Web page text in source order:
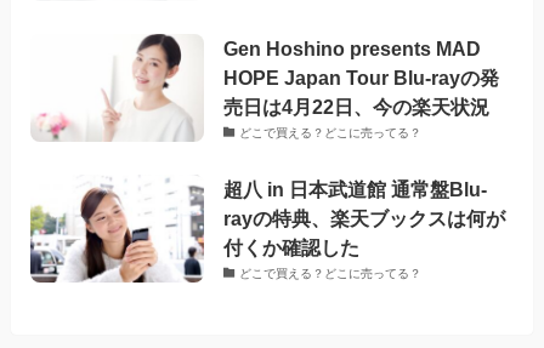
Gen Hoshino presents MAD
HOPE Japan Tour Blu-rayの発
売日は4月22日、今の楽天状況
どこで買える？どこに売ってる？
超八 in 日本武道館 通常盤Blu-
rayの特典、楽天ブックスは何が
付くか確認した
どこで買える？どこに売ってる？